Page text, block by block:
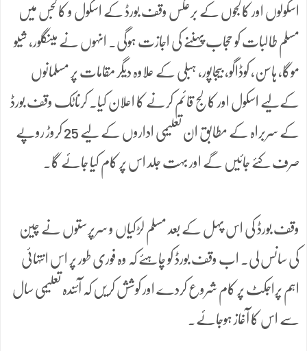
اسکولوں اور کالجوں کے برعکس وقف بورڈ کے اسکول و کالجس میں
مسلم طالبات کو حجاب پہننے کی اجازت ہوگی۔ انہوں نے مینگلور، شیو
موگا، ہاسن، کوڈاگو، بیجاپور، ہبلی کے علاوہ دیگر مقامات پر مسلمانوں
کےلیے اسکول اور کالج قائم کرنے کا اعلان کیا۔ کرناٹک وقف بورڈ
کے سربراہ کے مطابق ان تعلیمی اداروں کے لیے 25 کروڑ روپے
صرف کئے جائیں گے اور بہت جلد اس پر کام کیا جائے گا۔
وقف بورڈ کی اس پہل کے بعد مسلم لڑکیاں و سرپرستوں نے چین
کی سانس لی۔ اب وقف بورڈ کو چاہئے کہ وہ فوری طور پر اس انتہائی
اہم پراجکٹ پر کام شروع کردے اور کوشش کریں کہ آئندہ تعلیمی سال
سے اس کا آغاز ہوجائے۔